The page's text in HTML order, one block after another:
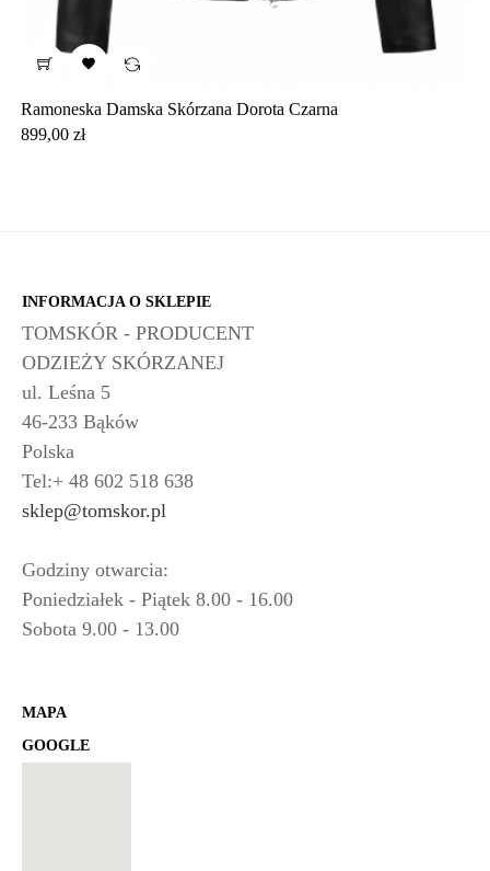

Ramoneska Damska Skórzana Dorota Czarna
Cena
899,00 zł
INFORMACJA O SKLEPIE
TOMSKÓR - PRODUCENT
ODZIEŻY SKÓRZANEJ
ul. Leśna 5
46-233 Bąków
Polska
Tel:+ 48 602 518 638
sklep@tomskor.pl
Godziny otwarcia:
Poniedziałek - Piątek 8.00 - 16.00
Sobota 9.00 - 13.00
MAPA
GOOGLE